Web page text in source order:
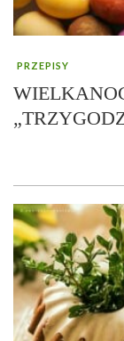
PRZEPISY